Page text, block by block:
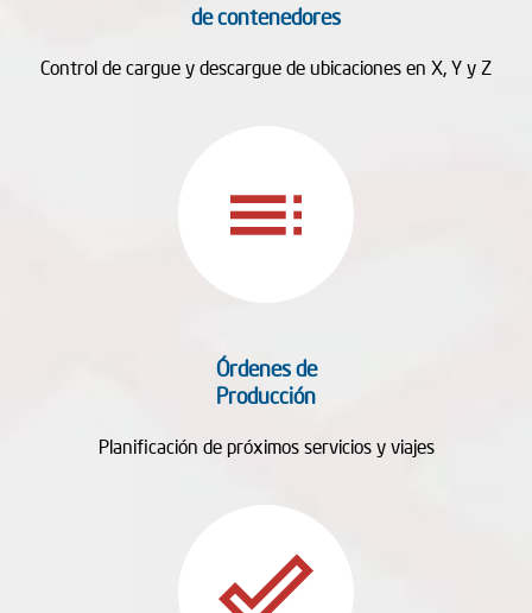
de contenedores
Control de cargue y descargue de ubicaciones en X, Y y Z
toc
Órdenes de
Producción
Planificación de próximos servicios y viajes
done_outline